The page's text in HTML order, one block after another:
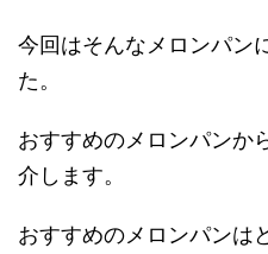
今回はそんなメロンパン
た。
おすすめのメロンパンか
介します。
おすすめのメロンパンは